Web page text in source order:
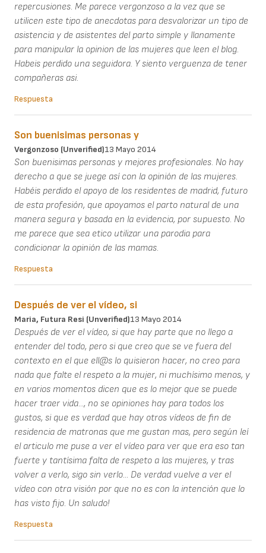
repercusiones. Me parece vergonzoso a la vez que se
utilicen este tipo de anecdotas para desvalorizar un tipo de
asistencia y de asistentes del parto simple y llanamente
para manipular la opinion de las mujeres que leen el blog.
Habeis perdido una seguidora. Y siento verguenza de tener
compañeras asi.
Respuesta
Son buenisimas personas y
Vergonzoso (unverified)13 Mayo 2014
Son buenisimas personas y mejores profesionales. No hay
derecho a que se juege así con la opinión de las mujeres.
Habéis perdido el apoyo de los residentes de madrid, futuro
de esta profesión, que apoyamos el parto natural de una
manera segura y basada en la evidencia, por supuesto. No
me parece que sea etico utilizar una parodia para
condicionar la opinión de las mamas.
Respuesta
Después de ver el vídeo, si
Maria, Futura Resi (unverified)13 Mayo 2014
Después de ver el vídeo, si que hay parte que no llego a
entender del todo, pero si que creo que se ve fuera del
contexto en el que ell@s lo quisieron hacer, no creo para
nada que falte el respeto a la mujer, ni muchísimo menos, y
en varios momentos dicen que es lo mejor que se puede
hacer traer vida..., no se opiniones hay para todos los
gustos, si que es verdad que hay otros vídeos de fin de
residencia de matronas que me gustan mas, pero según leí
el articulo me puse a ver el vídeo para ver que era eso tan
fuerte y tantísima falta de respeto a las mujeres, y tras
volver a verlo, sigo sin verlo... De verdad vuelve a ver el
vídeo con otra visión por que no es con la intención que lo
has visto fijo. Un saludo!
Respuesta